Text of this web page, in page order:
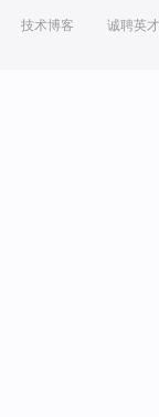
技术博客 诚聘英才